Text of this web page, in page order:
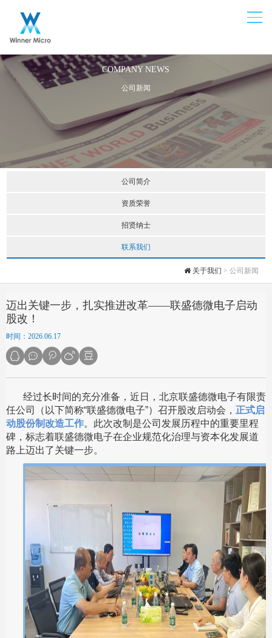
COMPANY NEWS
公司新闻
公司简介
资质荣誉
招贤纳士
联系我们
关于我们 > 公司新闻
迈出关键一步，扎实推进改革——联盛德微电子启动
股改！
时间：2026.06.17
经过长时间的充分准备，近日，北京联盛德微电子有限责
任公司（以下简称“联盛德微电子”）召开股改启动会， 正式启
动股份制改造工作。此次改制是公司发展历程中的重要里程
碑，标志着联盛德微电子在企业规范化治理与资本化发展道
路上迈出了关键一步。